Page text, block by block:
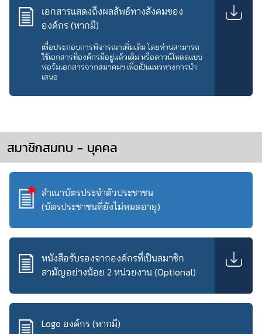
เอกสารแสดงถึงผลลัพธ์ทางสังคมของ
องค์กร (หากมี)
เพื่อประกอบการพิจารณาเพิ่มเติม โดยท่านสามารถ
ใช้เอกสารที่องค์กรมีอยู่แล้วเดิม หรือดาวน์โหลดแบบ
ฟอร์มเอกสารจากสมาคมฯ เพื่อเป็นแนวทางการนำ
เสนอ
สมาชิกสมทบ – บุคคล
สำเนาบัตรประจำตัวประชาชน
(บัตรประชาชนที่ยังไม่หมดอายุ)
หนังสือรับรองจากองค์กรที่เป็นสมาชิก
สามัญอย่างน้อย 2 หน่วยงาน (Optional)
Logo องค์กร (หากมี)